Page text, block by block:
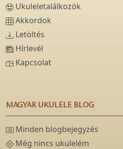
Ukuleletalálkozók
Akkordok
Letöltés
Hírlevél
Kapcsolat
MAGYAR UKULELE BLOG
Minden blogbejegyzés
Még nincs ukulelém